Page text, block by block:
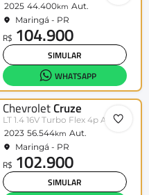
2025 44.400km Aut.
Maringá - PR
R$ 104.900
SIMULAR
WHATSAPP
Chevrolet Cruze
LT 1.4 16V Turbo Flex 4p Aut.
2023 56.544km Aut.
Maringá - PR
R$ 102.900
SIMULAR